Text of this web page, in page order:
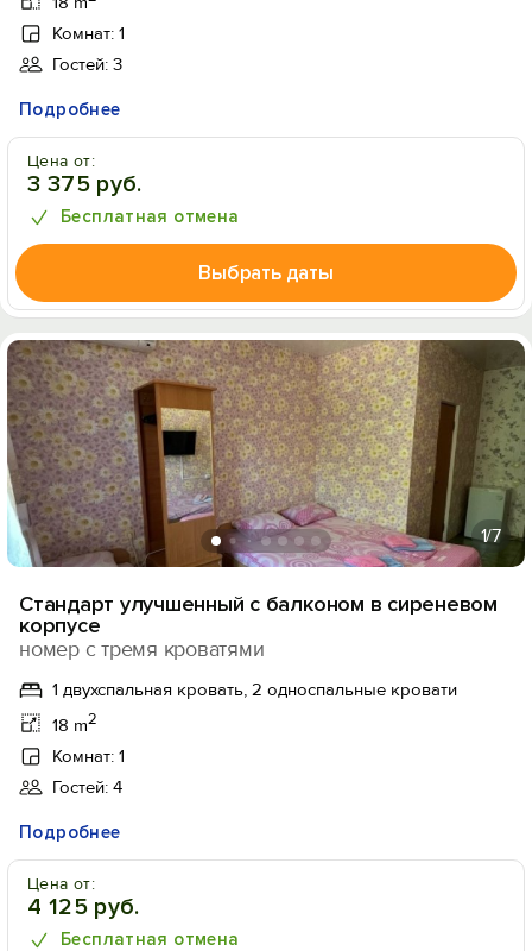
Комнат: 1
Гостей: 3
Подробнее
Цена от:
3 375 руб.
Бесплатная отмена
Выбрать даты
1/7
Стандарт улучшенный с балконом в сиреневом
корпусе
номер с тремя кроватями
1 двухспальная кровать, 2 односпальные кровати
18 m2
Комнат: 1
Гостей: 4
Подробнее
Цена от:
4 125 руб.
Бесплатная отмена